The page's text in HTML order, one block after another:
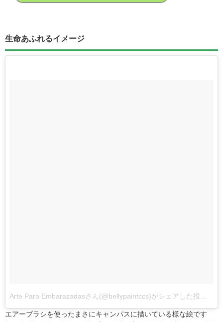
生命あふれるイメージ
エアーブラシを使ったまさにキャンパスに描いている様な絵です